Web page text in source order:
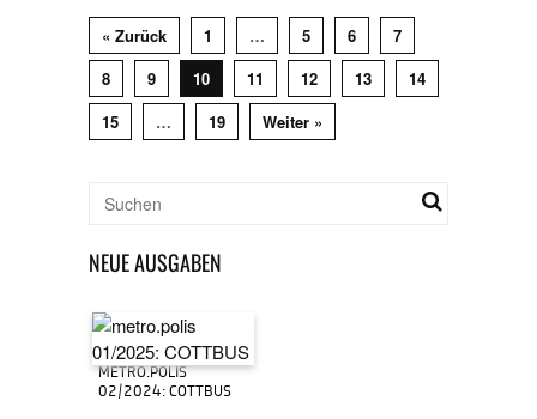
« Zurück 1 … 5 6
7
8
9 10 11 12 13
14
15
… 19 Weiter »
NEUE AUSGABEN
METRO.POLIS
02/2024: COTTBUS